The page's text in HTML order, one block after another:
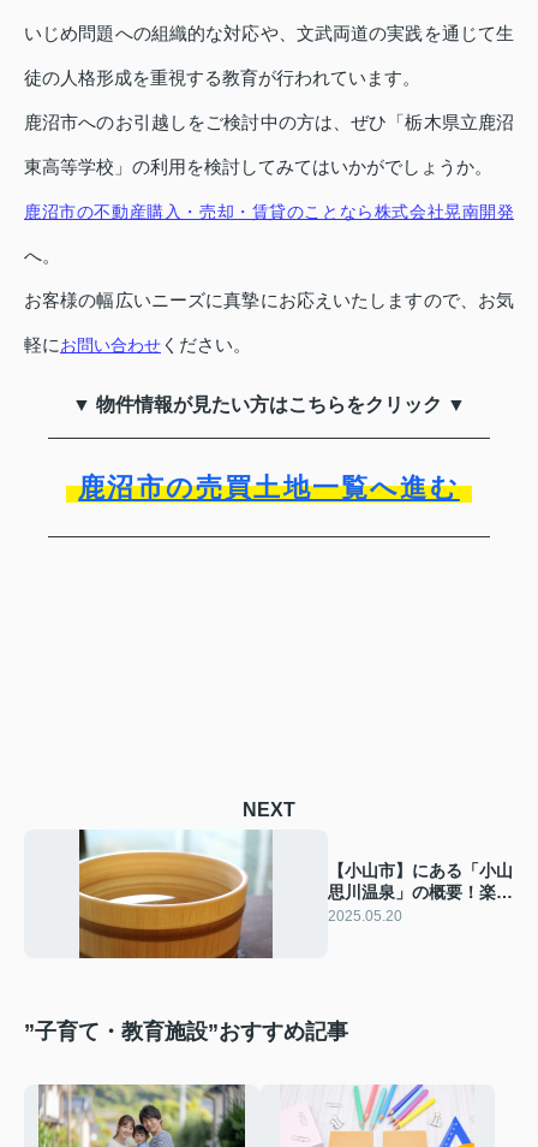
いじめ問題への組織的な対応や、文武両道の実践を通じて生
徒の人格形成を重視する教育が行われています。
鹿沼市へのお引越しをご検討中の方は、ぜひ「栃木県立鹿沼
東高等学校」の利用を検討してみてはいかがでしょうか。
鹿沼市の不動産購入・売却・賃貸のことなら株式会社晃南開発
へ。
お客様の幅広いニーズに真摯にお応えいたしますので、お気
軽にお問い合わせ ください。
▼ 物件情報が見たい方はこちらをクリック ▼
鹿沼市の売買土地一覧へ進む
NEXT
【小山市】にある「小山
思川温泉」の概要！楽し
み方もご紹介
2025.05.20
”子育て・教育施設”おすすめ記事